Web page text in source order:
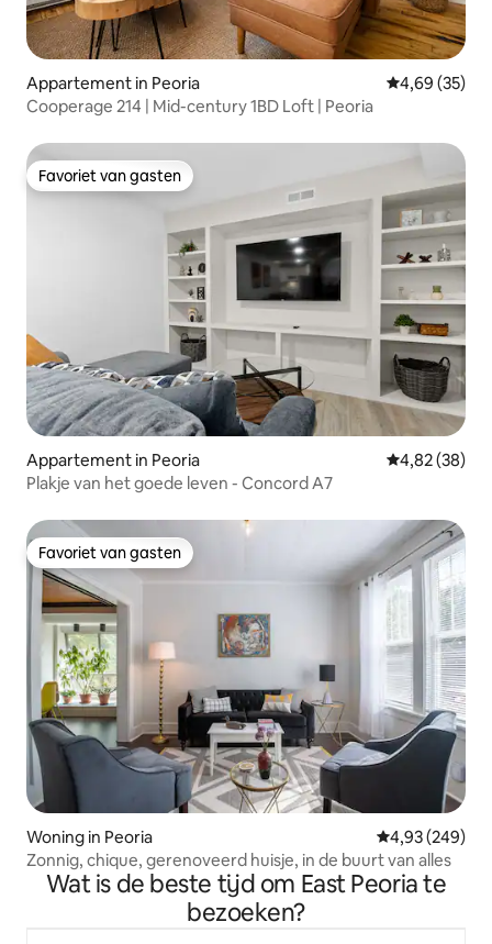
Appartement in Peoria Gemiddelde
4,69 (35)
Cooperage 214 | Mid-century 1BD Loft | Peoria
Favoriet van gasten
Favoriet van gasten
Appartement in Peoria Gemiddelde
4,82 (38)
Plakje van het goede leven - Concord A7
Favoriet van gasten
Favoriet van gasten
Woning in Peoria Gemiddelde
4,93 (249)
Zonnig, chique, gerenoveerd huisje, in de buurt van alles
Wat is de beste tijd om East Peoria te
bezoeken?